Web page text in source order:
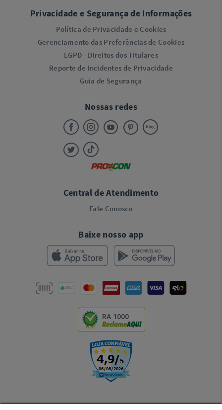
Privacidade e Segurança de Informações
Política de Privacidade e Cookies
Gerenciamento das Preferências de Cookies
LGPD - Direitos dos Titulares
Reporte de Incidentes de Privacidade
Guia de Segurança
Nossas redes
Central de Atendimento
Fale Conosco
Baixe nosso app
RA 1000